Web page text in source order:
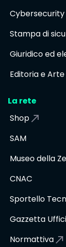
Cybersecurity
Stampa di
Giuridico ed
Editoria e Arte
La rete
Shop
SAM
Museo della
CNAC
Sportello
Gazzetta
Normattiva